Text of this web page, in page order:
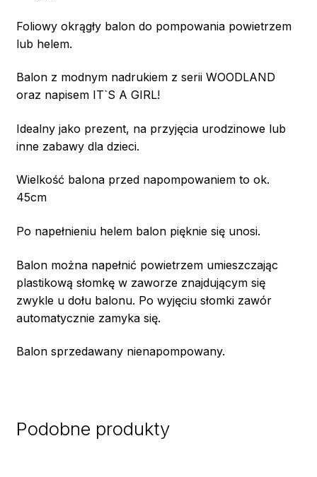
Foliowy okrągły balon do pompowania powietrzem
lub helem.
Balon z modnym nadrukiem z serii WOODLAND
oraz napisem IT`S A GIRL!
Idealny jako prezent, na przyjęcia urodzinowe lub
inne zabawy dla dzieci.
Wielkość balona przed napompowaniem to ok.
45cm
Po napełnieniu helem balon pięknie się unosi.
Balon można napełnić powietrzem umieszczając
plastikową słomkę w zaworze znajdującym się
zwykle u dołu balonu. Po wyjęciu słomki zawór
automatycznie zamyka się.
Balon sprzedawany nienapompowany.
Podobne produkty